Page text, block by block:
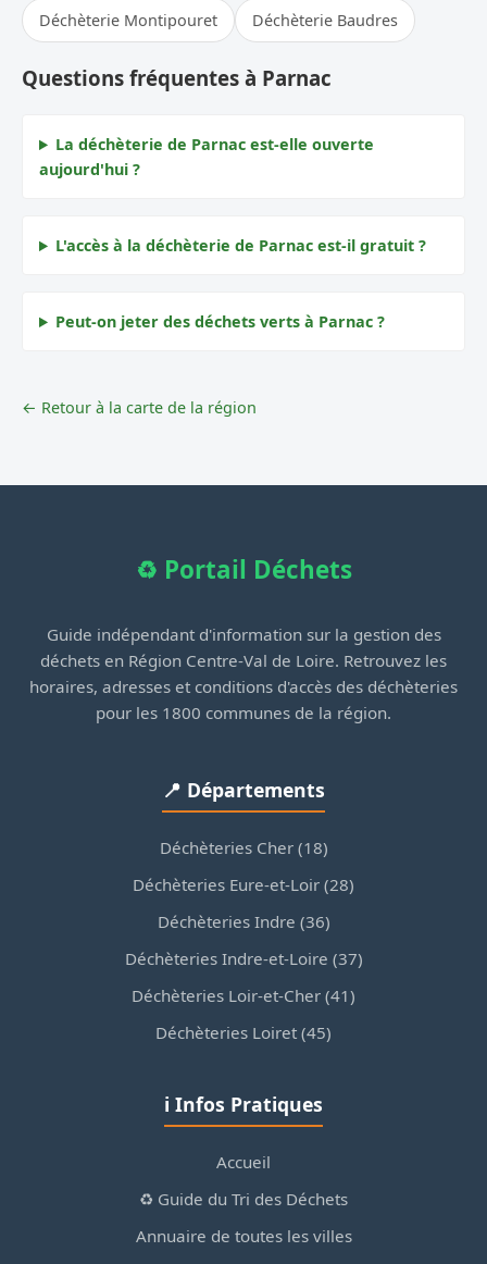
Déchèterie Montipouret Déchèterie Baudres
Questions fréquentes à Parnac
La déchèterie de Parnac est-elle ouverte
aujourd'hui ?
L'accès à la déchèterie de Parnac est-il gratuit ?
Peut-on jeter des déchets verts à Parnac ?
← Retour à la carte de la région
♻️ Portail Déchets
Guide indépendant d'information sur la gestion des
déchets en Région Centre-Val de Loire. Retrouvez les
horaires, adresses et conditions d'accès des déchèteries
pour les 1800 communes de la région.
📍 Départements
Déchèteries Cher (18)
Déchèteries Eure-et-Loir (28)
Déchèteries Indre (36)
Déchèteries Indre-et-Loire (37)
Déchèteries Loir-et-Cher (41)
Déchèteries Loiret (45)
ℹ️ Infos Pratiques
Accueil
♻️ Guide du Tri des Déchets
Annuaire de toutes les villes